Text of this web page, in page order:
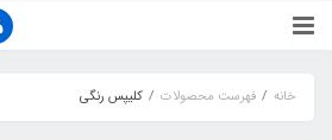
خانه فهرست محصولات کلیپس رنگی